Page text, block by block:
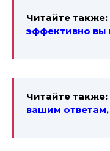
Читайте также:
эффективно вы
Читайте также:
вашим